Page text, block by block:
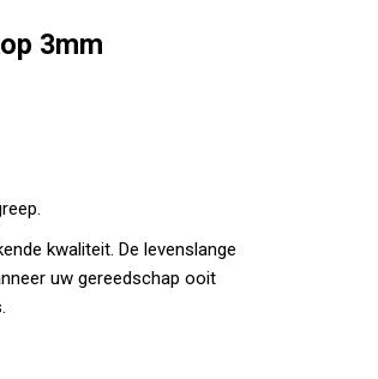
3mm
kwaliteit. De levenslange
uw gereedschap ooit